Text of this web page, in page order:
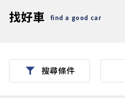
找好車 find a good car
搜尋條件